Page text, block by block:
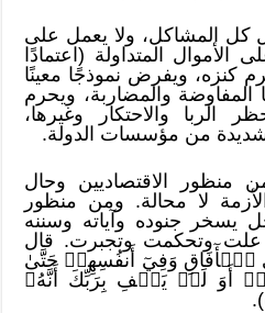
كل المشاكل، ولا يعمل على
المتداولة (اعتمادًا
كنزه، ويفرض نموذجًا معينًا
المفاوضة والمضاربة، ويحرم
الربا والاحتكار وغيرها،
شديدة من مؤسسات الدولة.
منظور الاقتصاديين وحال
لا محالة. ومن منظور
يسخر جنوده وآياته وسننه
علت وتحكمت وتجبرت. قال
ٱلۡأٓفَاقِ وَفِيٓ أَنفُسِهِمۡ حَتَّىٰ
أَوَ لَمۡ يَكۡفِ بِرَبِّكَ أَنَّهُۥ